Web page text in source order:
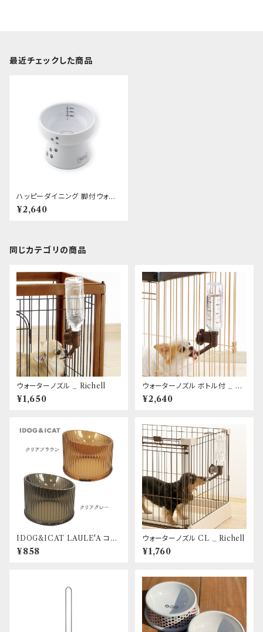
最近チェックした商品
ハッピーダイニング 脚付ウォー
ターボウル 犬柄・犬用 シリコン
付き
¥2,640
同じカテゴリの商品
ウォーターノズル _ Richell
¥1,650
ウォーターノズル ボトル付 _ Ri
chell
¥2,640
IDOG&ICAT LAULE'A コン
フォート クリアフードボウル
¥858
ウォーターノズル CL _ Richell
¥1,760